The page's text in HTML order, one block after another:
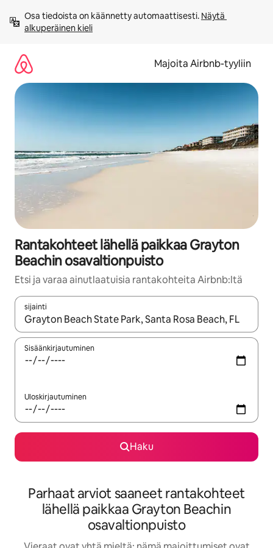
sisältö
väliin
Osa tiedoista on käännetty automaattisesti. Näytä
alkuperäinen kieli
Majoita Airbnb-tyyliin
Rantakohteet lähellä paikkaa Grayton
Beachin osavaltionpuisto
Etsi ja varaa ainutlaatuisia rantakohteita Airbnb:ltä
sijainti
Kun tulokset ovat saatavilla, navigoi ylös- ja alas-
Sisäänkirjautuminen
Uloskirjautuminen
Haku
Parhaat arviot saaneet rantakohteet
lähellä paikkaa Grayton Beachin
osavaltionpuisto